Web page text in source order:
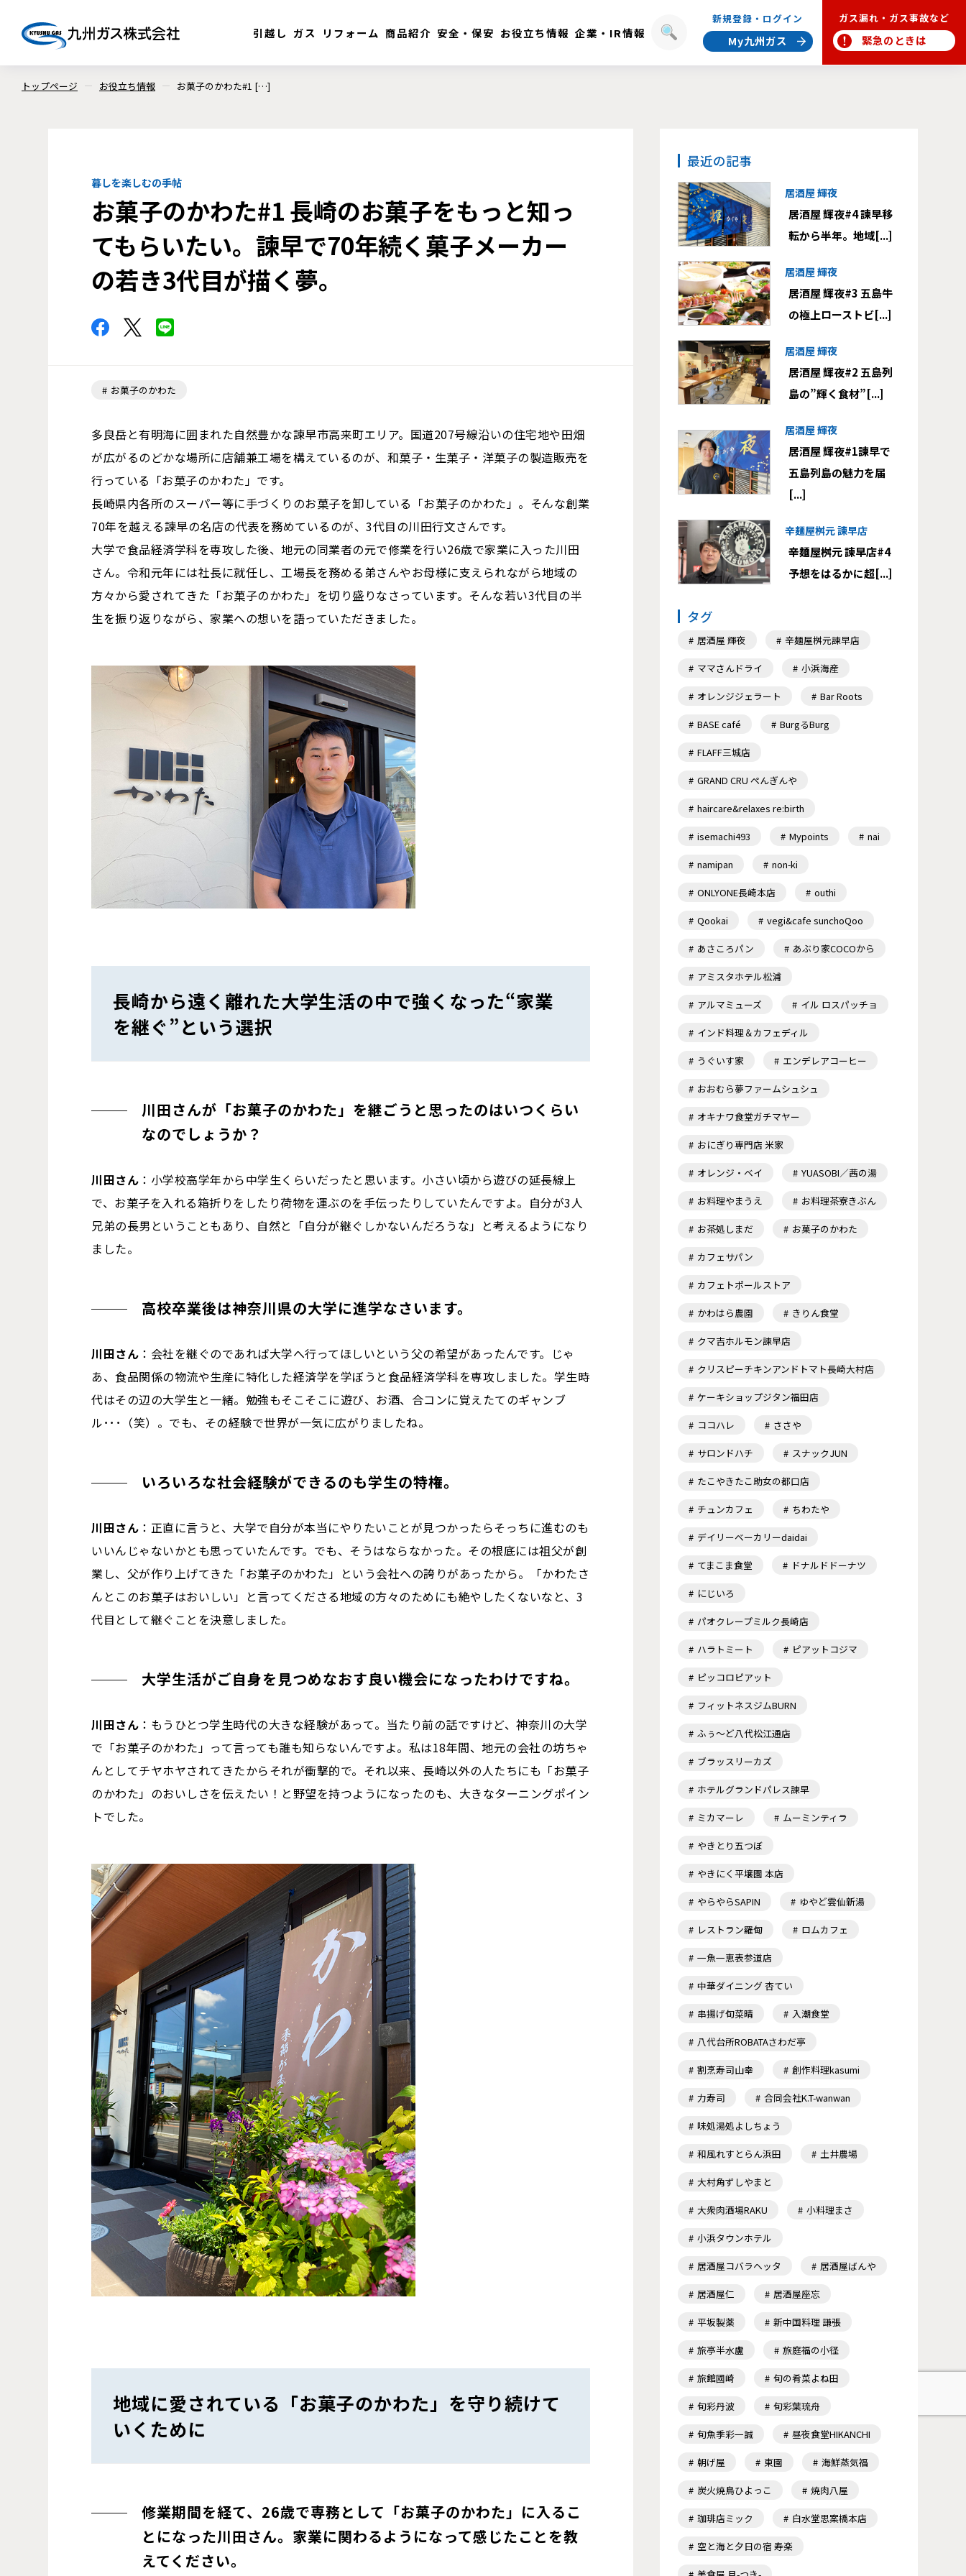
引越し ガス リフォーム 商品紹介 安全・保安 お役立ち情報 企業・IR情報
新規登録・ログイン
My九州ガス
ガス漏れ・ガス事故など
緊急のときは
トップページ お役立ち情報 お菓子のかわた#1 […]
暮しを楽しむの手帖
お菓子のかわた#1 長崎のお菓子をもっと知っ
てもらいたい。諫早で70年続く菓子メーカー
の若き3代目が描く夢。
お菓子のかわた
多良岳と有明海に囲まれた自然豊かな諫早市高来町エリア。国道207号線沿いの住宅地や田畑
が広がるのどかな場所に店舗兼工場を構えているのが、和菓子・生菓子・洋菓子の製造販売を
行っている「お菓子のかわた」です。
長崎県内各所のスーパー等に手づくりのお菓子を卸している「お菓子のかわた」。そんな創業
70年を越える諫早の名店の代表を務めているのが、3代目の川田行文さんです。
大学で食品経済学科を専攻した後、地元の同業者の元で修業を行い26歳で家業に入った川田
さん。令和元年には社長に就任し、工場長を務める弟さんやお母様に支えられながら地域の
方々から愛されてきた「お菓子のかわた」を切り盛りなさっています。そんな若い3代目の半
生を振り返りながら、家業への想いを語っていただきました。
長崎から遠く離れた大学生活の中で強くなった“家業
を継ぐ”という選択
川田さんが「お菓子のかわた」を継ごうと思ったのはいつくらい
なのでしょうか？
川田さん ：小学校高学年から中学生くらいだったと思います。小さい頃から遊びの延長線上
で、お菓子を入れる箱折りをしたり荷物を運ぶのを手伝ったりしていたんですよ。自分が3人
兄弟の長男ということもあり、自然と「自分が継ぐしかないんだろうな」と考えるようになり
ました。
高校卒業後は神奈川県の大学に進学なさいます。
川田さん ：会社を継ぐのであれば大学へ行ってほしいという父の希望があったんです。じゃ
あ、食品関係の物流や生産に特化した経済学を学ぼうと食品経済学科を専攻しました。学生時
代はその辺の大学生と一緒。勉強もそこそこに遊び、お酒、合コンに覚えたてのギャンブ
ル･･･（笑）。でも、その経験で世界が一気に広がりましたね。
いろいろな社会経験ができるのも学生の特権。
川田さん ：正直に言うと、大学で自分が本当にやりたいことが見つかったらそっちに進むのも
いいんじゃないかとも思っていたんです。でも、そうはならなかった。その根底には祖父が創
業し、父が作り上げてきた「お菓子のかわた」という会社への誇りがあったから。「かわたさ
んとこのお菓子はおいしい」と言ってくださる地域の方々のためにも絶やしたくないなと、3
代目として継ぐことを決意しました。
大学生活がご自身を見つめなおす良い機会になったわけですね。
川田さん ：もうひとつ学生時代の大きな経験があって。当たり前の話ですけど、神奈川の大学
で「お菓子のかわた」って言っても誰も知らないんですよ。私は18年間、地元の会社の坊ちゃ
んとしてチヤホヤされてきたからそれが衝撃的で。それ以来、長崎以外の人たちにも「お菓子
のかわた」のおいしさを伝えたい！と野望を持つようになったのも、大きなターニングポイン
トでした。
地域に愛されている「お菓子のかわた」を守り続けて
いくために
修業期間を経て、26歳で専務として「お菓子のかわた」に入るこ
とになった川田さん。家業に関わるようになって感じたことを教
えてください。
最近の記事
居酒屋 輝夜
居酒屋 輝夜#4 諫早移
転から半年。地域[...]
居酒屋 輝夜
居酒屋 輝夜#3 五島牛
の極上ローストビ[...]
居酒屋 輝夜
居酒屋 輝夜#2 五島列
島の”輝く食材”[...]
居酒屋 輝夜
居酒屋 輝夜#1諫早で
五島列島の魅力を届
[...]
辛麺屋桝元 諫早店
辛麺屋桝元 諫早店#4
予想をはるかに超[...]
タグ
居酒屋 輝夜 辛麺屋桝元諫早店
ママさんドライ 小浜海産
オレンジジェラート Bar Roots
BASE café BurgるBurg
FLAFF三城店
GRAND CRU ぺんぎんや
haircare&relaxes re:birth
isemachi493 Mypoints nai
namipan non-ki
ONLYONE長崎本店 outhi
Qookai vegi&cafe sunchoQoo
あさころパン あぶり家COCOから
アミスタホテル松浦
アルマミューズ イル ロスパッチョ
インド料理＆カフェディル
うぐいす家 エンデレアコーヒー
おおむら夢ファームシュシュ
オキナワ食堂ガチマヤー
おにぎり専門店 米家
オレンジ・ベイ YUASOBI／茜の湯
お料理やまうえ お料理茶寮きぶん
お茶処しまだ お菓子のかわた
カフェサパン
カフェトポールストア
かわはら農園 きりん食堂
クマ吉ホルモン諫早店
クリスピーチキンアンドトマト長崎大村店
ケーキショップジタン福田店
ココハレ ささや
サロンドハチ スナックJUN
たこやきたこ助女の都口店
チュンカフェ ちわたや
デイリーベーカリーdaidai
てまこま食堂 ドナルドドーナツ
にじいろ
パオクレープミルク長崎店
ハラトミート ピアットコジマ
ピッコロピアット
フィットネスジムBURN
ふぅ～ど八代松江通店
ブラッスリーカズ
ホテルグランドパレス諫早
ミカマーレ ムーミンティラ
やきとり五つぼ
やきにく平壌園 本店
やらやらSAPIN ゆやど雲仙新湯
レストラン羅甸 ロムカフェ
一魚一恵表参道店
中華ダイニング 杏てい
串揚げ旬菜晴 入潮食堂
八代台所ROBATAさわだ亭
割烹寿司山幸 創作料理kasumi
力寿司 合同会社K.T-wanwan
味処湯処よしちょう
和風れすとらん浜田 土井農場
大村角ずしやまと
大衆肉酒場RAKU 小料理まさ
小浜タウンホテル
居酒屋コバラヘッタ 居酒屋ばんや
居酒屋仁 居酒屋座忘
平坂製薬 新中国料理 謙張
旅亭半水盧 旅庭福の小径
旅館國崎 旬の肴菜よね田
旬彩丹波 旬彩葉琉舟
旬魚季彩一誠 昼夜食堂HIKANCHI
朝げ屋 東園 海鮮蒸気福
炭火焼鳥ひよっこ 焼肉八屋
珈琲店ミック 白水堂思案橋本店
空と海と夕日の宿 寿楽